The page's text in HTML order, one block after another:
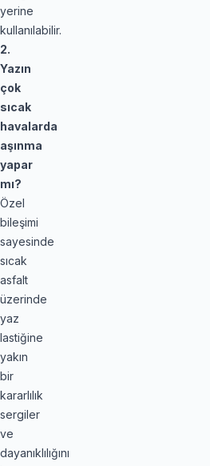
yerine
kullanılabilir.
2.
Yazın
çok
sıcak
havalarda
aşınma
yapar
mı?
Özel
bileşimi
sayesinde
sıcak
asfalt
üzerinde
yaz
lastiğine
yakın
bir
kararlılık
sergiler
ve
dayanıklılığını